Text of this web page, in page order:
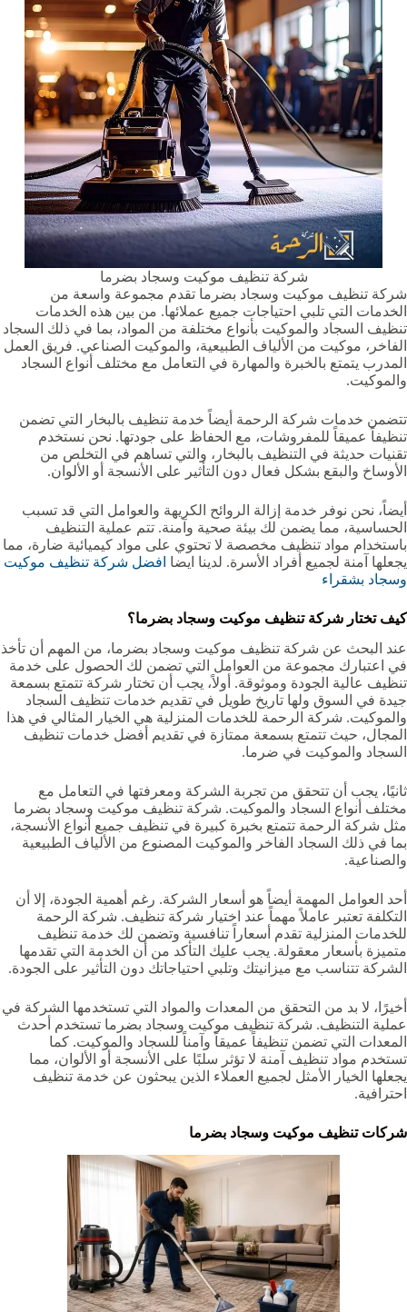
شركة تنظيف موكيت وسجاد بضرما‏‏‏
شركة تنظيف موكيت وسجاد بضرما‏‏‏ تقدم مجموعة واسعة من
الخدمات التي تلبي احتياجات جميع عملائها. من بين هذه الخدمات
تنظيف السجاد والموكيت بأنواع مختلفة من المواد، بما في ذلك السجاد
الفاخر، موكيت من الألياف الطبيعية، والموكيت الصناعي. فريق العمل
المدرب يتمتع بالخبرة والمهارة في التعامل مع مختلف أنواع السجاد
والموكيت.
تتضمن خدمات شركة الرحمة أيضاً خدمة تنظيف بالبخار التي تضمن
تنظيفاً عميقاً للمفروشات، مع الحفاظ على جودتها. نحن نستخدم
تقنيات حديثة في التنظيف بالبخار، والتي تساهم في التخلص من
الأوساخ والبقع بشكل فعال دون التأثير على الأنسجة أو الألوان.
أيضاً، نحن نوفر خدمة إزالة الروائح الكريهة والعوامل التي قد تسبب
الحساسية، مما يضمن لك بيئة صحية وآمنة. تتم عملية التنظيف
باستخدام مواد تنظيف مخصصة لا تحتوي على مواد كيميائية ضارة، مما
يجعلها آمنة لجميع أفراد الأسرة. لدينا ايضا افضل شركة تنظيف موكيت
وسجاد بشقراء
كيف تختار شركة تنظيف موكيت وسجاد بضرما‏‏‏؟
عند البحث عن شركة تنظيف موكيت وسجاد بضرما‏‏‏، من المهم أن تأخذ
في اعتبارك مجموعة من العوامل التي تضمن لك الحصول على خدمة
تنظيف عالية الجودة وموثوقة. أولاً، يجب أن تختار شركة تتمتع بسمعة
جيدة في السوق ولها تاريخ طويل في تقديم خدمات تنظيف السجاد
والموكيت. شركة الرحمة للخدمات المنزلية هي الخيار المثالي في هذا
المجال، حيث تتمتع بسمعة ممتازة في تقديم أفضل خدمات تنظيف
السجاد والموكيت في ضرما.
ثانيًا، يجب أن تتحقق من تجربة الشركة ومعرفتها في التعامل مع
مختلف أنواع السجاد والموكيت. شركة تنظيف موكيت وسجاد بضرما‏‏‏
مثل شركة الرحمة تتمتع بخبرة كبيرة في تنظيف جميع أنواع الأنسجة،
بما في ذلك السجاد الفاخر والموكيت المصنوع من الألياف الطبيعية
والصناعية.
أحد العوامل المهمة أيضاً هو أسعار الشركة. رغم أهمية الجودة، إلا أن
التكلفة تعتبر عاملاً مهماً عند اختيار شركة تنظيف. شركة الرحمة
للخدمات المنزلية تقدم أسعاراً تنافسية وتضمن لك خدمة تنظيف
متميزة بأسعار معقولة. يجب عليك التأكد من أن الخدمة التي تقدمها
الشركة تتناسب مع ميزانيتك وتلبي احتياجاتك دون التأثير على الجودة.
أخيرًا، لا بد من التحقق من المعدات والمواد التي تستخدمها الشركة في
عملية التنظيف. شركة تنظيف موكيت وسجاد بضرما‏‏‏ تستخدم أحدث
المعدات التي تضمن تنظيفاً عميقاً وآمناً للسجاد والموكيت. كما
تستخدم مواد تنظيف آمنة لا تؤثر سلبًا على الأنسجة أو الألوان، مما
يجعلها الخيار الأمثل لجميع العملاء الذين يبحثون عن خدمة تنظيف
احترافية.
شركات تنظيف موكيت وسجاد بضرما‏‏‏